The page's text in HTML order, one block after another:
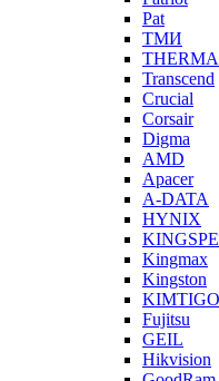
Pat
ТМИ
Transcend
Crucial
Corsair
Digma
AMD
Apacer
A-DATA
HYNIX
Kingmax
Kingston
KIMTIGO
Fujitsu
GEIL
Hikvision